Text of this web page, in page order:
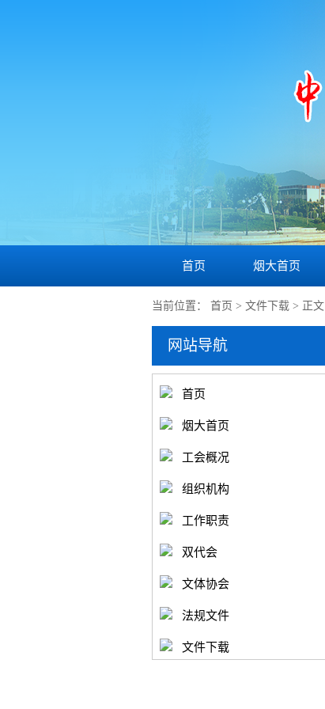
首页 烟大首页
当前位置： 首页 > 文件下载 > 正文
网站导航
首页
烟大首页
工会概况
组织机构
工作职责
双代会
文体协会
法规文件
文件下载